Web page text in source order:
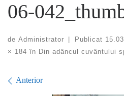
06-
de Administrator | Publicat
× 184 în Din adâncul cuvântului
Navigare în
Anterior